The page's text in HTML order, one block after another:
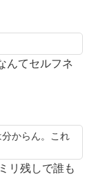
んてセルフネ
からん。これ
リ残しで誰も